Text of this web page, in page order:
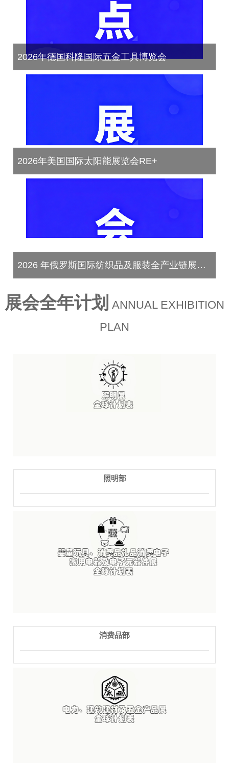
2026年德国科隆国际五金工具博览会
2026年美国国际太阳能展览会RE+
2026 年俄罗斯国际纺织品及服装全产业链展览会Textile Collection 2026
展会全年计划 ANNUAL EXHIBITION
PLAN
照明部
消费品部